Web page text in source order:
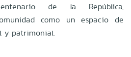
de la República,
como un espacio de
y patrimonial.